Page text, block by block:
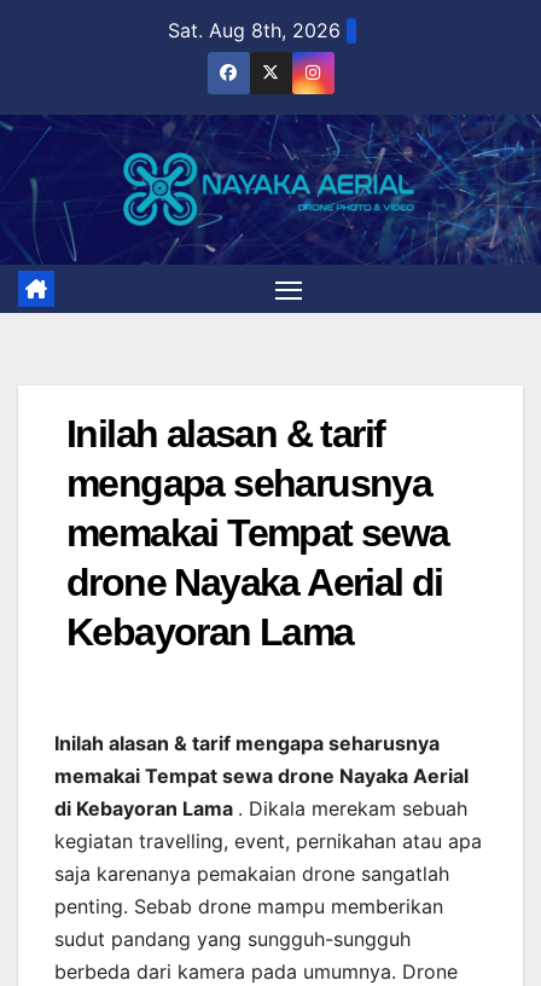
Sat. Aug 8th, 2026
Inilah alasan & tarif
mengapa seharusnya
memakai Tempat sewa
drone Nayaka Aerial di
Kebayoran Lama
Inilah alasan & tarif mengapa seharusnya
memakai Tempat sewa drone Nayaka Aerial
di Kebayoran Lama . Dikala merekam sebuah
kegiatan travelling, event, pernikahan atau apa
saja karenanya pemakaian drone sangatlah
penting. Sebab drone mampu memberikan
sudut pandang yang sungguh-sungguh
berbeda dari kamera pada umumnya. Drone